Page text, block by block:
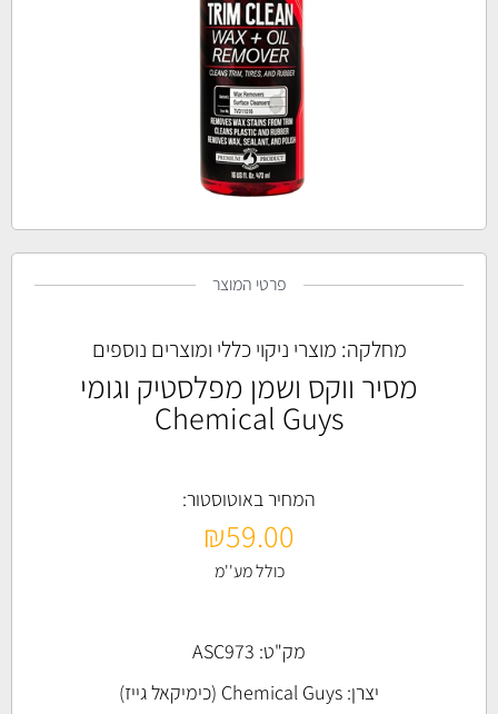
פרטי המוצר
מחלקה: מוצרי ניקוי כללי ומוצרים נוספים
מסיר ווקס ושמן מפלסטיק וגומי
Chemical Guys
המחיר באוטוסטור:
₪59.00
כולל מע''מ
מק"ט: ASC973
יצרן: Chemical Guys (כימיקאל גייז)